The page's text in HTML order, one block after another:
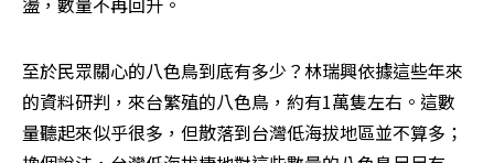
至於民眾關心的八色鳥到底有多少？林瑞興依據這些年來
的資料研判，來台繁殖的八色鳥，約有1萬隻左右。這數
量聽起來似乎很多，但散落到台灣低海拔地區並不算多；